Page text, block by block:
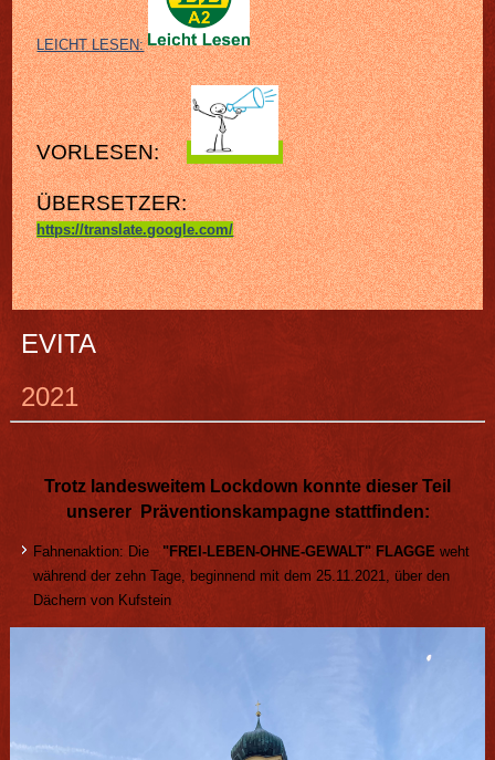
LEICHT LESEN:
VORLESEN:
ÜBERSETZER:
https://translate.google.com/
EVITA
2021
Trotz landesweitem Lockdown konnte dieser Teil
unserer Präventionskampagne stattfinden:
Fahnenaktion: Die "FREI-LEBEN-OHNE-GEWALT" FLAGGE weht
während der zehn Tage, beginnend mit dem 25.11.2021, über den
Dächern von Kufstein